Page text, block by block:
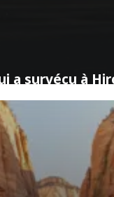
a survécu à